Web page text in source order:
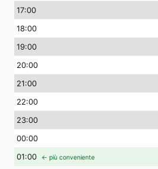
17:00
18:00
19:00
20:00
21:00
22:00
23:00
00:00
01:00 ← più conveniente